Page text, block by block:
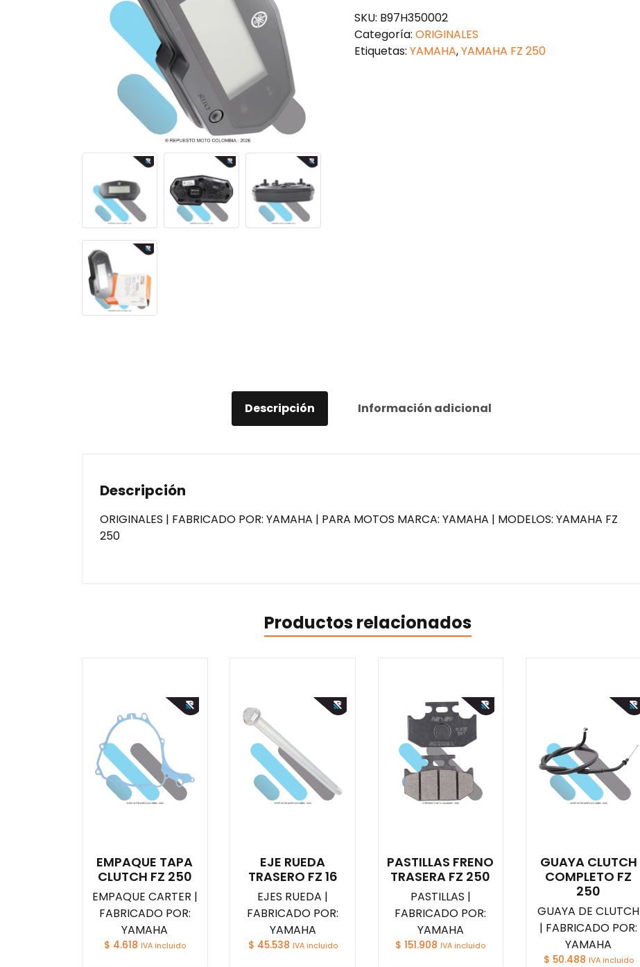
cantidad
SKU: B97H350002
Categoría: ORIGINALES
Etiquetas: YAMAHA,YAMAHA FZ 250
Descripción Información adicional
Descripción
ORIGINALES | FABRICADO POR: YAMAHA | PARA MOTOS MARCA: YAMAHA | MODELOS: YAMAHA FZ
250
Productos relacionados
EMPAQUE TAPA
CLUTCH FZ 250
EMPAQUE CARTER |
FABRICADO POR:
YAMAHA
$ 4.618 IVA incluido
EJE RUEDA
TRASERO FZ 16
EJES RUEDA |
FABRICADO POR:
YAMAHA
$ 45.538 IVA incluido
PASTILLAS FRENO
TRASERA FZ 250
PASTILLAS |
FABRICADO POR:
YAMAHA
$ 151.908 IVA incluido
GUAYA CLUTCH
COMPLETO FZ
250
GUAYA DE CLUTCH
| FABRICADO POR:
YAMAHA
$ 50.488 IVA incluido